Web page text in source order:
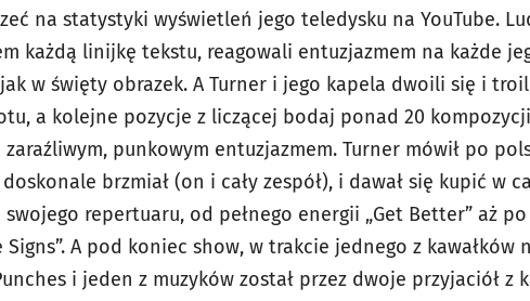
na statystyki wyświetleń jego teledysku na YouTube.
każdą linijkę tekstu, reagowali entuzjazmem na każde
w święty obrazek. A Turner i jego kapela dwoili się i
a kolejne pozycje z liczącej bodaj ponad 20
punkowym entuzjazmem. Turner mówił po
brzmiał (on i cały zespół), i dawał się kupić w
repertuaru, od pełnego energii „Get Better” aż
Signs”. A pod koniec show, w trakcie jednego z kawałków
i jeden z muzyków został przez dwoje przyjaciół z